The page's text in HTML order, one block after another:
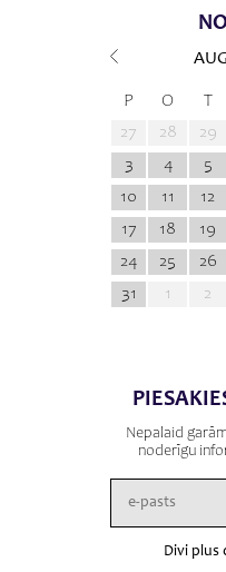
P O T
27
28 29
3
4 5
10
11 12
17
18 19
24
25 26
31
1 2
Nepalaid
noderīgu
Divi plus